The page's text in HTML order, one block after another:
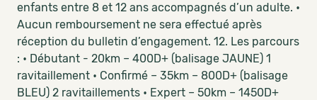
enfants entre 8 et 12 ans accompagnés d’un adulte. •
Aucun remboursement ne sera effectué après
réception du bulletin d’engagement. 12. Les parcours
: • Débutant - 20km – 400D+ (balisage JAUNE) 1
ravitaillement • Confirmé – 35km – 800D+ (balisage
BLEU) 2 ravitaillements • Expert – 50km – 1450D+